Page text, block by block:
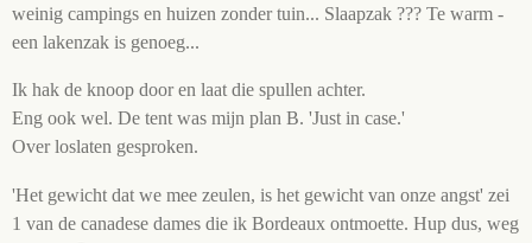
weinig campings en huizen zonder tuin... Slaapzak ??? Te warm -
een lakenzak is genoeg...
Ik hak de knoop door en laat die spullen achter.
Eng ook wel. De tent was mijn plan B. 'Just in case.'
Over loslaten gesproken.
'Het gewicht dat we mee zeulen, is het gewicht van onze angst' zei
1 van de canadese dames die ik Bordeaux ontmoette. Hup dus, weg